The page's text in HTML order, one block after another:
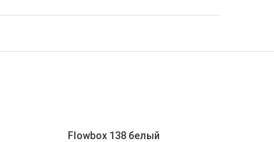
Flowbox 138 белый